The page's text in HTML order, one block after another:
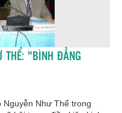
THỂ: "BÌNH ĐẲNG
Như Thể trong